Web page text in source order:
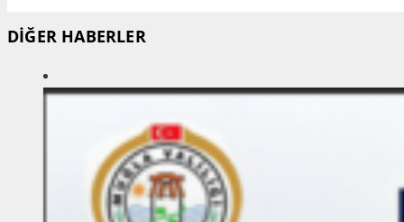
DİĞER HABERLER